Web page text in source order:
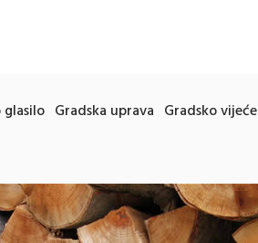
glasilo Gradska uprava Gradsko vijeće